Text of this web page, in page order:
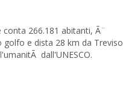
266.181 abitanti, Ã¨
dall'UNESCO.